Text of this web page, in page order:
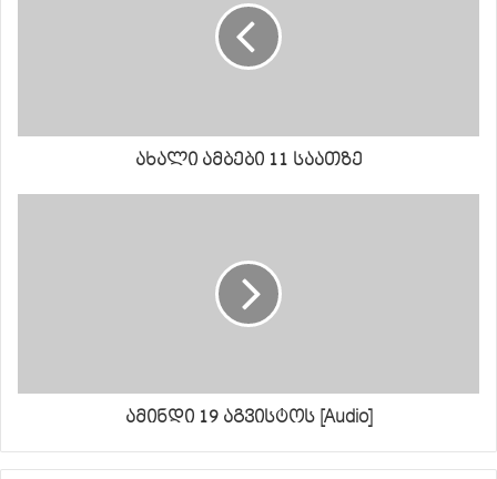
ახალი ამბები 11 საათზე
ამინდი 19 აგვისტოს [Audio]